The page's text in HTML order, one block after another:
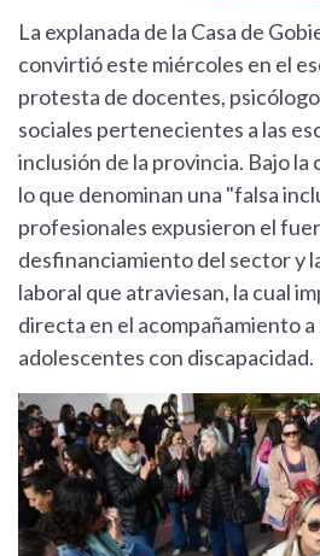
La explanada de la Casa de
convirtió este miércoles en el
protesta de docentes,
sociales pertenecientes a las
inclusión de la provincia. Bajo la
lo que denominan una "falsa
profesionales expusieron el
desfinanciamiento del sector y
laboral que atraviesan, la cual
directa en el acompañamiento a
adolescentes con discapacidad.